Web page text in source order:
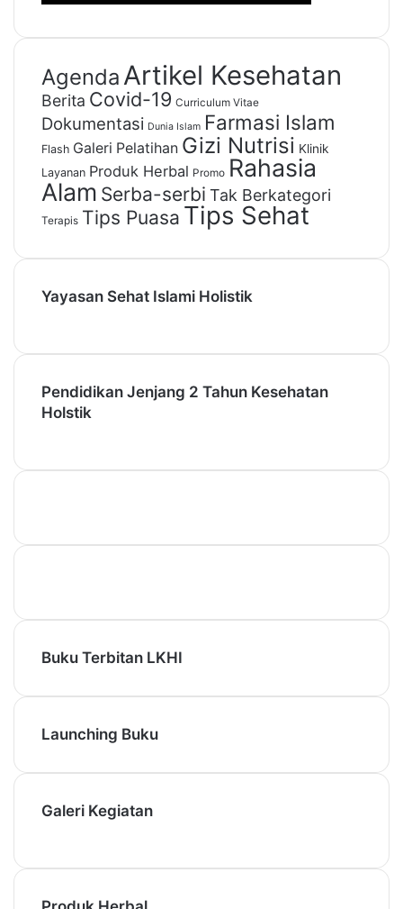
Agenda Artikel Kesehatan
Berita Covid-19 Curriculum Vitae
Dokumentasi Dunia Islam Farmasi Islam
Flash Galeri Pelatihan Gizi Nutrisi Klinik
Layanan Produk Herbal Promo Rahasia
Alam Serba-serbi Tak Berkategori
Terapis Tips Puasa Tips Sehat
Yayasan Sehat Islami Holistik
Pendidikan Jenjang 2 Tahun Kesehatan
Holstik
Buku Terbitan LKHI
Launching Buku
Galeri Kegiatan